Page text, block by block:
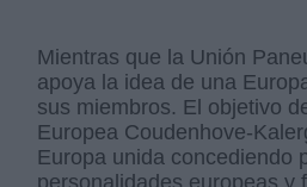
Mientras que la Unión
apoya la idea de una
sus miembros. El objetivo
Europea Coudenhove-
Europa unida concediendo